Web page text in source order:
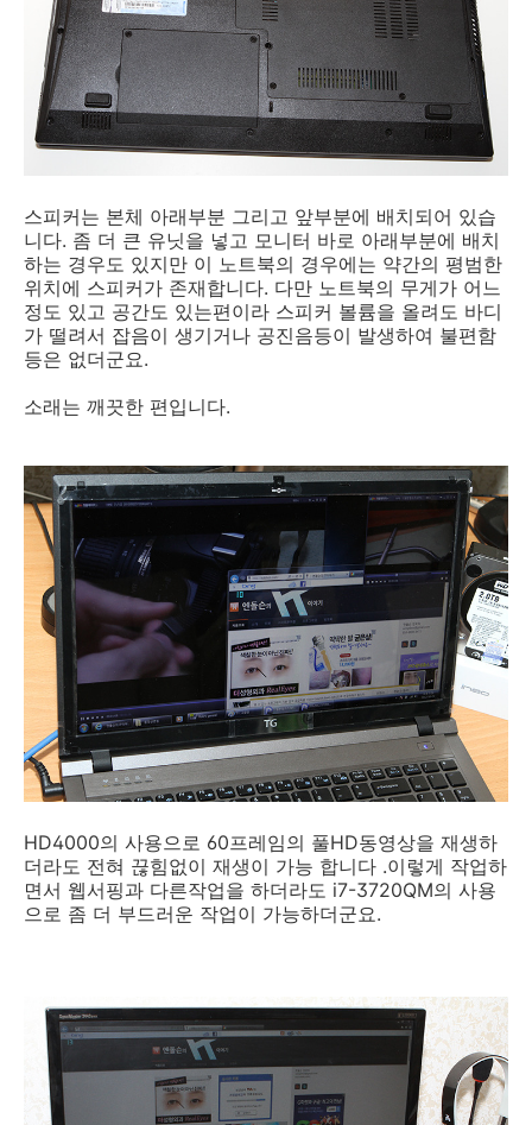
스피커는 본체 아래부분 그리고 앞부분에 배치되어 있습
니다. 좀 더 큰 유닛을 넣고 모니터 바로 아래부분에 배치
하는 경우도 있지만 이 노트북의 경우에는 약간의 평범한
위치에 스피커가 존재합니다. 다만 노트북의 무게가 어느
정도 있고 공간도 있는편이라 스피커 볼륨을 올려도 바디
가 떨려서 잡음이 생기거나 공진음등이 발생하여 불편함
등은 없더군요.
소래는 깨끗한 편입니다.
HD4000의 사용으로 60프레임의 풀HD동영상을 재생하
더라도 전혀 끊힘없이 재생이 가능 합니다 .이렇게 작업하
면서 웹서핑과 다른작업을 하더라도 i7-3720QM의 사용
으로 좀 더 부드러운 작업이 가능하더군요.